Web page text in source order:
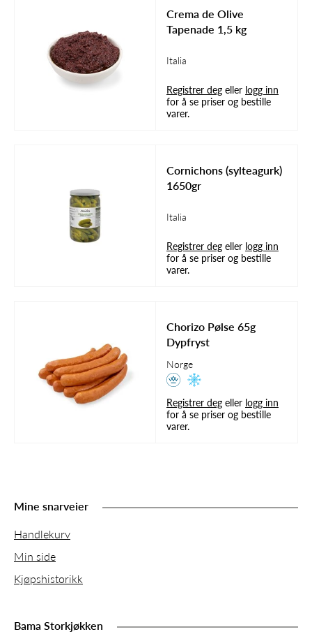
Crema de Olive
Tapenade 1,5 kg
Italia
Registrer deg eller logg inn
for å se priser og bestille
varer.
Cornichons (sylteagurk)
1650gr
Italia
Registrer deg eller logg inn
for å se priser og bestille
varer.
Chorizo Pølse 65g
Dypfryst
Norge
Registrer deg eller logg inn
for å se priser og bestille
varer.
Mine snarveier
Handlekurv
Min side
Kjøpshistorikk
Bama Storkjøkken